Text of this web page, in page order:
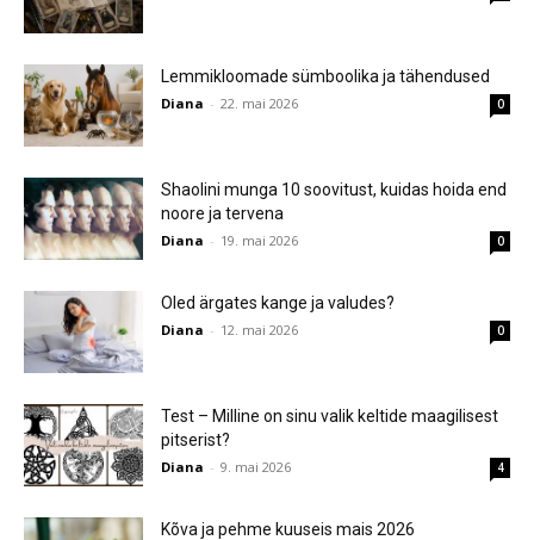
Lemmikloomade sümboolika ja tähendused
Diana - 22. mai 2026 0
Shaolini munga 10 soovitust, kuidas hoida end
noore ja tervena
Diana - 19. mai 2026 0
Oled ärgates kange ja valudes?
Diana - 12. mai 2026 0
Test – Milline on sinu valik keltide maagilisest
pitserist?
Diana - 9. mai 2026 4
Kõva ja pehme kuuseis mais 2026